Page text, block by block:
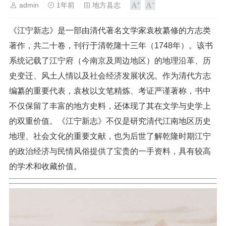
admin 1年前 地方县志
《江宁新志》是一部由清代著名文学家袁枚纂修的方志类
著作，共二十卷，刊行于清乾隆十三年（1748年）。该书
系统记载了江宁府（今南京及周边地区）的地理沿革、历
史变迁、风土人情以及社会经济发展状况。作为清代方志
编纂的重要代表，袁枚以文笔精炼、考证严谨著称，书中
不仅保留了丰富的地方史料，还体现了其在文学与史学上
的双重价值。《江宁新志》不仅是研究清代江南地区历史
地理、社会文化的重要文献，也为后世了解乾隆时期江宁
的政治经济与民情风俗提供了宝贵的一手资料，具有较高
的学术和收藏价值。